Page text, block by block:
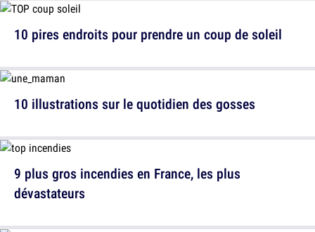
10 pires endroits pour prendre un coup de soleil
9 plus gros incendies en France, les plus
dévastateurs
10 illustrations sur le quotidien des gosses